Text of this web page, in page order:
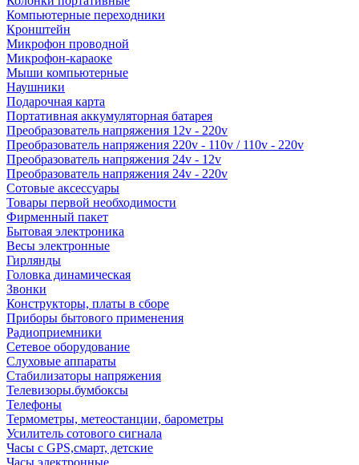
Компьютерные переходники
Кронштейн
Микрофон проводной
Микрофон-караоке
Мыши компьютерные
Наушники
Подарочная карта
Портативная аккумуляторная батарея
Преобразователь напряжения 12v - 220v
Преобразователь напряжения 220v - 110v / 110v - 220v
Преобразователь напряжения 24v - 12v
Преобразователь напряжения 24v - 220v
Сотовые аксессуары
Товары первой необходимости
Фирменный пакет
Бытовая электроника
Весы электронные
Гирлянды
Головка динамическая
Звонки
Конструкторы, платы в сборе
Приборы бытового применения
Радиоприемники
Сетевое оборудование
Слуховые аппараты
Стабилизаторы напряжения
Телевизоры.бумбоксы
Телефоны
Термометры, метеостанции, барометры
Усилитель сотового сигнала
Часы с GPS,смарт, детские
Часы электронные